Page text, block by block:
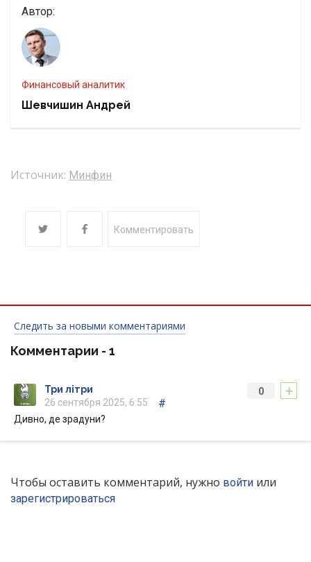
Автор:
финансовый аналитик
Шевчишин Андрей
Источник: Минфин
Комментировать
Следить за новыми комментариями
Комментарии - 1
+
0
Три літри
26 сентября 2025, 6:55
#
Дивно, де зрадуни?
Чтобы оставить комментарий, нужно войти или
зарегистрироваться